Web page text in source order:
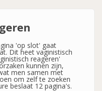
'op slot' gaat
Dit heet vaginistisch
reageren'
kunnen zijn,
men samen met
om zelf te zoeken
beslaat 12 pagina's.